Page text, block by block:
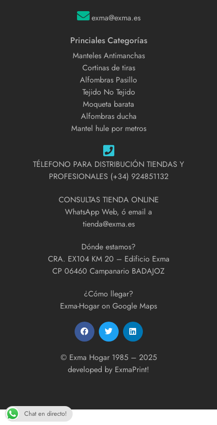
exma@exma.es
Princiales Categorías
Manteles Antimanchas
Cortinas de tiras
Alfombras Pasillo
Tejido No Tejido
Moqueta barata
Alfombras ducha
Mantel hule por metros
TÉLEFONO PARA DISTRIBUCIÓN TIENDAS Y
PROFESIONALES (+34) 924851132
CONSULTAS TIENDA ONLINE
WhatsApp Web, ó email a
tienda@exma.es
Dónde estamos?
CRA. EX104 KM 20 – Edificio Exma
CP 06460 Campanario BADAJOZ
¿Cómo llegar?
Exma-Hogar on Google Maps
© Exma Hogar 1985 – 2025
developed by ExmaPrint!
Chat en directo!